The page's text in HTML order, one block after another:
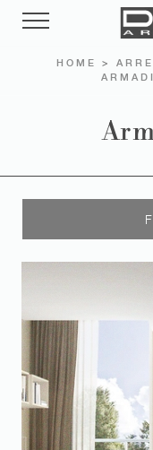
HOME >
ARMADI